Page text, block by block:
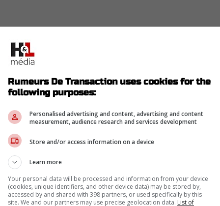
les exploits de Demidov démontrent
Rumeurs De Transaction uses cookies for the
following purposes:
Personalised advertising and content, advertising and content
measurement, audience research and services development
Store and/or access information on a device
Learn more
Your personal data will be processed and information from your device
(cookies, unique identifiers, and other device data) may be stored by,
accessed by and shared with 398 partners, or used specifically by this
site. We and our partners may use precise geolocation data. List of